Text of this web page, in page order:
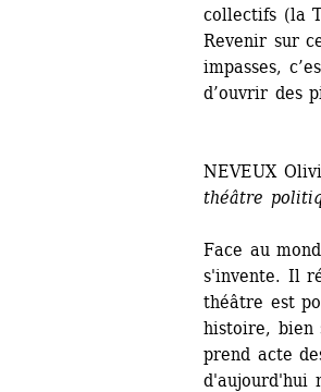
collectifs (la
Revenir sur
impasses,
d’ouvrir des
NEVEUX
théâtre
Face au
s'invente. Il
théâtre est
histoire, bien
prend acte
d'aujourd'hui